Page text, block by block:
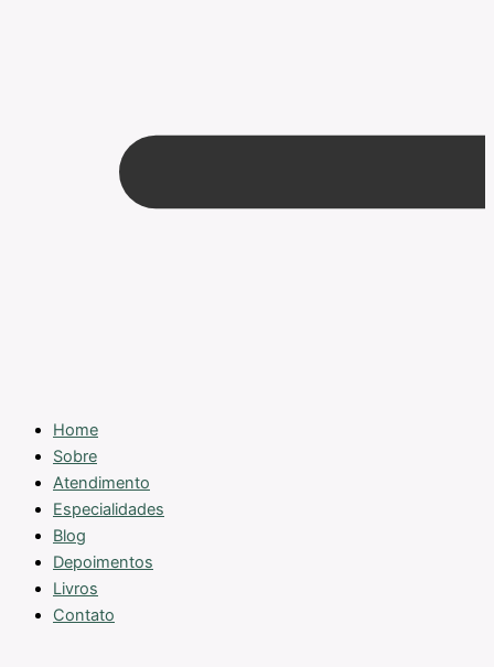
Home
Sobre
Atendimento
Especialidades
Blog
Depoimentos
Livros
Contato